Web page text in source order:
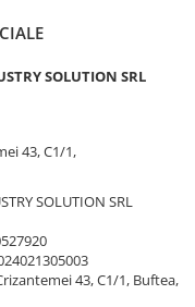
SOLUTION SRL
43, C1/1,
SOLUTION SRL
43, C1/1, Buftea,